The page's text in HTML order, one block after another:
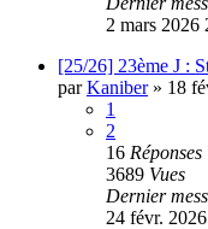
2 mars 2026
[25/26] 23ème J :
parKaniber» 18
1
2
16 Réponses
3689 Vues
Dernier
24 févr.